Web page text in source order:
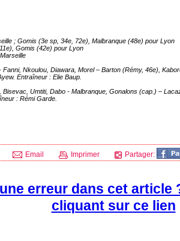
; Gomis (3e sp, 34e, 72e), Malbranque (48e) pour Lyon
Gomis (42e) pour Lyon
Marseille
Fanni, Nkoulou, Diawara, Morel – Barton (Rémy, 46e),
Entraîneur : Elie Baup.
Bisevac, Umtiti, Dabo - Malbranque, Gonalons (cap.) –
: Rémi Garde.
Email Imprimer Partager:
erreur dans cet article
cliquant sur ce lien